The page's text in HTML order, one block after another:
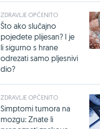
ZDRAVLJE OPĆENITO
Što ako slučajno
pojedete plijesan? I je
li sigurno s hrane
odrezati samo pljesnivi
dio?
ZDRAVLJE OPĆENITO
Simptomi tumora na
mozgu: Znate li